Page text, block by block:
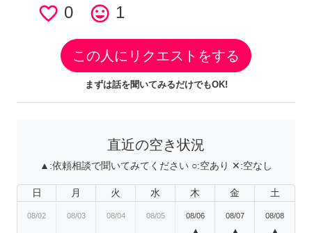
favorite_border 0 tag_faces 1
この人にリクエストをする
まずは話を聞いてみるだけでもOK!
直近の空き状況
▲:依頼相談で聞いてみてください ○:空あり ✕:空なし
日 月 火 水 木 金 土
08/02 08/03 08/04 08/05 08/06 08/07 08/08